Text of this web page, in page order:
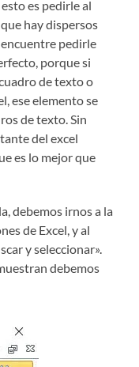
es pedirle al
hay dispersos
pedirle
porque si
de texto o
ese elemento se
de texto. Sin
del excel
es lo mejor que
debemos irnos a la
de Excel, y al
y seleccionar».
debemos